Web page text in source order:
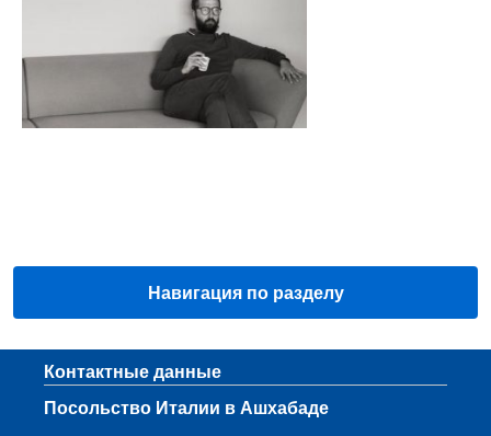
Навигация по разделу
Нижний колонтитул
Контактные данные
Посольство Италии в Ашхабаде